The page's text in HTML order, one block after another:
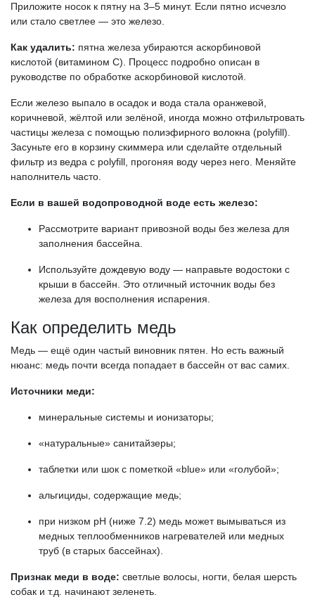
Приложите носок к пятну на 3–5 минут. Если пятно исчезло
или стало светлее — это железо.
Как удалить: пятна железа убираются аскорбиновой
кислотой (витамином С). Процесс подробно описан в
руководстве по обработке аскорбиновой кислотой.
Если железо выпало в осадок и вода стала оранжевой,
коричневой, жёлтой или зелёной, иногда можно отфильтровать
частицы железа с помощью полиэфирного волокна (polyfill).
Засуньте его в корзину скиммера или сделайте отдельный
фильтр из ведра с polyfill, прогоняя воду через него. Меняйте
наполнитель часто.
Если в вашей водопроводной воде есть железо:
Рассмотрите вариант привозной воды без железа для
заполнения бассейна.
Используйте дождевую воду — направьте водостоки с
крыши в бассейн. Это отличный источник воды без
железа для восполнения испарения.
Как определить медь
Медь — ещё один частый виновник пятен. Но есть важный
нюанс: медь почти всегда попадает в бассейн от вас самих.
Источники меди:
минеральные системы и ионизаторы;
«натуральные» санитайзеры;
таблетки или шок с пометкой «blue» или «голубой»;
альгициды, содержащие медь;
при низком pH (ниже 7.2) медь может вымываться из
медных теплообменников нагревателей или медных
труб (в старых бассейнах).
Признак меди в воде: светлые волосы, ногти, белая шерсть
собак и т.д. начинают зеленеть.